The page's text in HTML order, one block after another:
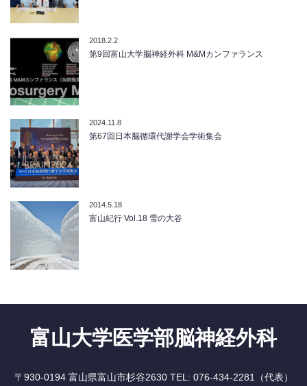
2018.2.2
第9回富山大学脳神経外科 M&Mカンファランス
2024.11.8
第67回日本脳循環代謝学会学術集会
2014.5.18
富山紀行 Vol.18 雪の大谷
富山大学医学部脳神経外科
〒930-0194 富山県富山市杉谷2630 TEL: 076-434-2281（代表）